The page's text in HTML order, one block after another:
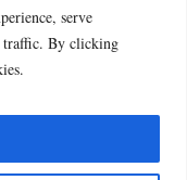
serve
traffic. By clicking